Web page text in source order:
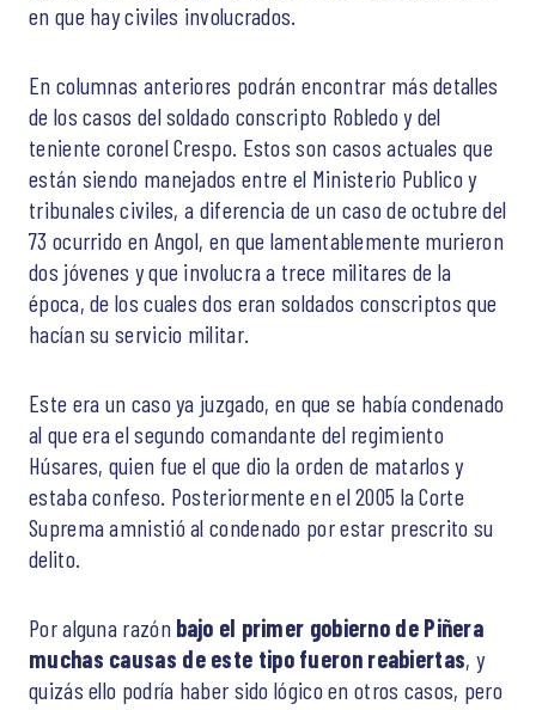
en que hay civiles involucrados.
En columnas anteriores podrán encontrar más detalles
de los casos del soldado conscripto Robledo y del
teniente coronel Crespo. Estos son casos actuales que
están siendo manejados entre el Ministerio Publico y
tribunales civiles, a diferencia de un caso de octubre del
73 ocurrido en Angol, en que lamentablemente murieron
dos jóvenes y que involucra a trece militares de la
época, de los cuales dos eran soldados conscriptos que
hacían su servicio militar.
Este era un caso ya juzgado, en que se había condenado
al que era el segundo comandante del regimiento
Húsares, quien fue el que dio la orden de matarlos y
estaba confeso. Posteriormente en el 2005 la Corte
Suprema amnistió al condenado por estar prescrito su
delito.
Por alguna razón bajo el primer gobierno de Piñera
muchas causas de este tipo fueron reabiertas, y
quizás ello podría haber sido lógico en otros casos, pero